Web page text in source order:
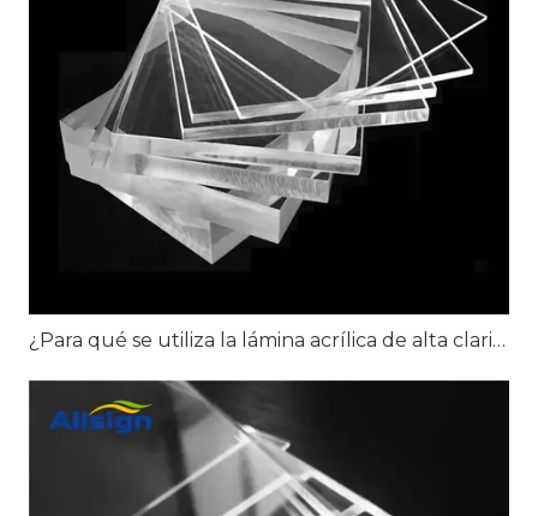
¿Para qué se utiliza la lámina acrílica de alta claridad?